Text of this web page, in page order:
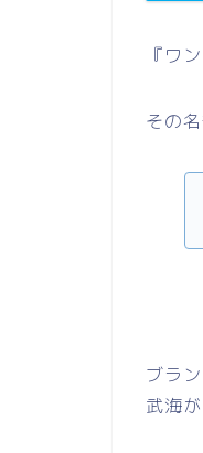
『ワ
その
ブラ
武海